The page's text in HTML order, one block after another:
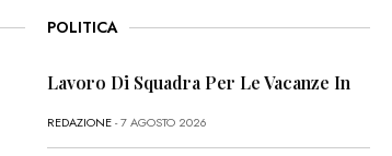
POLITICA
Lavoro Di Squadra Per Le Vacanze In
REDAZIONE- 7 AGOSTO 2026